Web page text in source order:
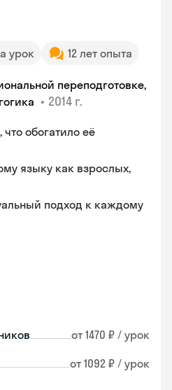
урок 12 лет опыта
переподготовке,
• 2014 г.
что обогатило её
языку как взрослых,
подход к каждому
от 1470 ₽ / урок
от 1092 ₽ / урок